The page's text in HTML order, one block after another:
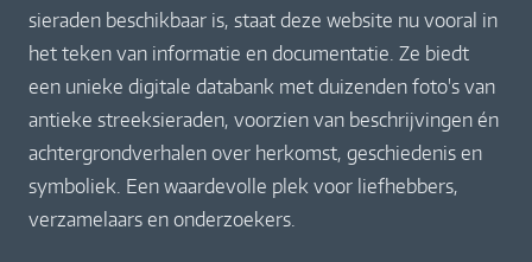
sieraden beschikbaar is, staat deze website nu vooral in
het teken van informatie en documentatie. Ze biedt
een unieke digitale databank met duizenden foto's van
antieke streeksieraden, voorzien van beschrijvingen én
achtergrondverhalen over herkomst, geschiedenis en
symboliek. Een waardevolle plek voor liefhebbers,
verzamelaars en onderzoekers.